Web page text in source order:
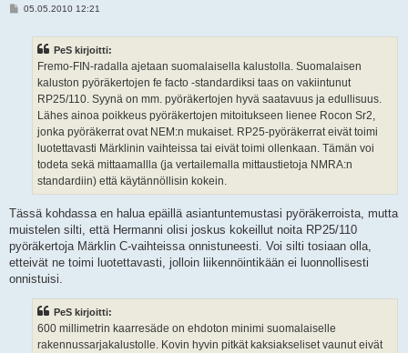
V05.05.2010 12:21
PeS kirjoitti:
Fremo-FIN-radalla ajetaan suomalaisella kalustolla. Suomalaisen
kaluston pyöräkertojen fe facto -standardiksi taas on vakiintunut
RP25/110. Syynä on mm. pyöräkertojen hyvä saatavuus ja edullisuus.
Lähes ainoa poikkeus pyöräkertojen mitoitukseen lienee Rocon Sr2,
jonka pyöräkerrat ovat NEM:n mukaiset. RP25-pyöräkerrat eivät toimi
luotettavasti Märklinin vaihteissa tai eivät toimi ollenkaan. Tämän voi
todeta sekä mittaamallla (ja vertailemalla mittaustietoja NMRA:n
standardiin) että käytännöllisin kokein.
Tässä kohdassa en halua epäillä asiantuntemustasi pyöräkerroista, mutta
muistelen silti, että Hermanni olisi joskus kokeillut noita RP25/110
pyöräkertoja Märklin C-vaihteissa onnistuneesti. Voi silti tosiaan olla,
etteivät ne toimi luotettavasti, jolloin liikennöintikään ei luonnollisesti
onnistuisi.
PeS kirjoitti:
600 millimetrin kaarresäde on ehdoton minimi suomalaiselle
rakennussarjakalustolle. Kovin hyvin pitkät kaksiakseliset vaunut eivät